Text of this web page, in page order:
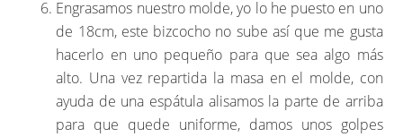
Engrasamos nuestro molde, yo lo he puesto en uno
de 18cm, este bizcocho no sube así que me gusta
hacerlo en uno pequeño para que sea algo más
alto. Una vez repartida la masa en el molde, con
ayuda de una espátula alisamos la parte de arriba
para que quede uniforme, damos unos golpes